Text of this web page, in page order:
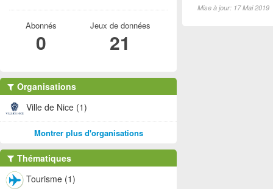
Mise à jour: 17 Mai 2019
Abonnés
0
Jeux de données
21
Organisations
Ville de Nice (1)
Montrer plus d'organisations
Thématiques
Tourisme (1)